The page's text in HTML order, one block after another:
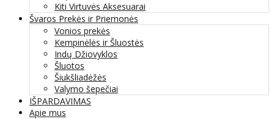
Kiti Virtuvės Aksesuarai
Švaros Prekės ir Priemonės
Vonios prekės
Kempinėlės ir Šluostės
Indų Džiovyklos
Šluotos
Šiukšliadėžės
Valymo šepečiai
IŠPARDAVIMAS
Apie mus